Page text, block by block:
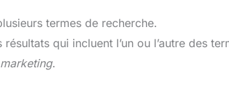
termes de recherche.
qui incluent l’un ou l’autre des
.